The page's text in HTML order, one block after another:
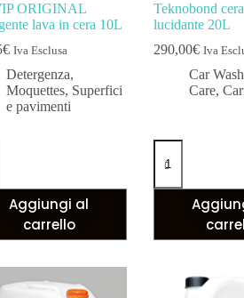
ORIGINAL
lava in cera 10L
€ Iva Esclusa
Detergenza,
Moquettes, Superfici
e pavimenti
Aggiungi al
carrello
Teknobond
lucidante 20L
290,00€ Iva
Car
Care,